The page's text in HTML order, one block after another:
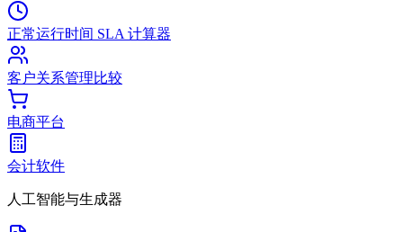
正常运行时间 SLA 计算器
客户关系管理比较
电商平台
会计软件
人工智能与生成器